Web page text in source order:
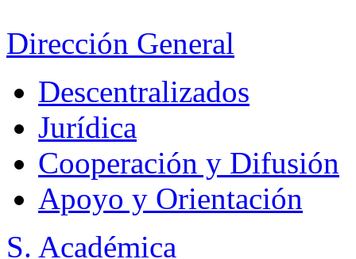
Dirección General
Descentralizados
Jurídica
Cooperación y Difusión
Apoyo y Orientación
S. Académica